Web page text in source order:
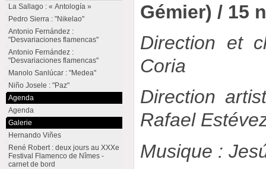
Gémier) / 15
Direction et
Coria
Direction
Rafael
Musique :
La Sallago : « Antología »
Pedro Sierra : "Nikelao"
Antonio Fernández :
"Desvariaciones flamencas"
Antonio Fernández :
"Desvariaciones flamencas"
Manolo Sanlúcar : "Medea"
Niño Josele : "Paz"
Agenda
Agenda
Galerie
Hernando Viñes
René Robert : deux jours au XXXe
Festival Flamenco de Nîmes -
carnet de bord